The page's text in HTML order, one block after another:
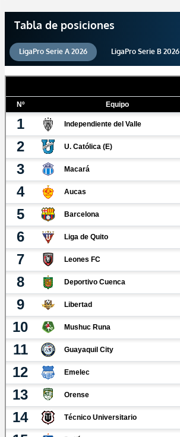
Tabla de posiciones
LigaPro Serie A 2026 LigaPro Serie B 2026